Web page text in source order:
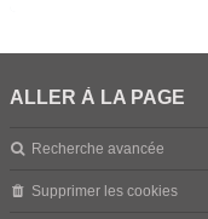
ALLER À LA PAGE
Recherche avancée
Supprimer les cookies